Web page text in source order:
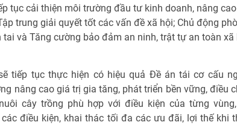
tục cải thiện môi trường đầu tư kinh doanh, nâng cao
trung giải quyết tốt các vấn đề xã hội; Chủ động
tai và Tăng cường bảo đảm an ninh, trật tự an toàn xã
tiếp tục thực hiện có hiệu quả Đề án tái cơ cấu
nâng cao giá trị gia tăng, phát triển bền vững, điều
cây trồng phù hợp với điều kiện của từng
điều kiện, khai thác tối đa các ưu đãi, lợi thế khi